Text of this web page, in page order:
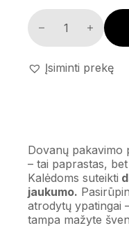
Dovanų pakavimo
Įsiminti prekę
Dovanų pakavimo
– tai paprastas,
Kalėdoms suteikti
jaukumo.
atrodytų ypatingai
tampa mažyte